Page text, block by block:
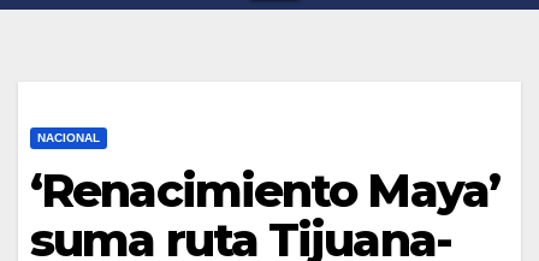
NACIONAL
‘Renacimiento Maya’
suma ruta Tijuana-